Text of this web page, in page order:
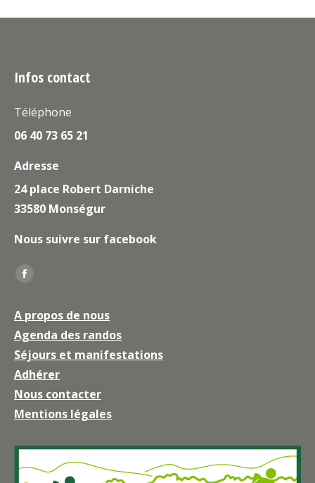
Infos contact
Téléphone
06 40 73 65 21
Adresse
24 place Robert Darniche
33580 Monségur
Nous suivre sur facebook
Trouvez nous sur :
La
Facebook
s'ouvre
dans
une
nouvelle
fenêtre
A propos de nous
Agenda des randos
Séjours et manifestations
Adhérer
Nous contacter
Mentions légales